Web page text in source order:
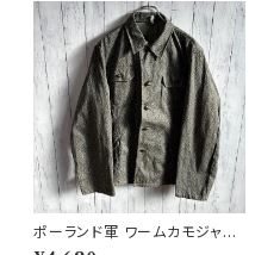
ポーランド軍 ワームカモジャケ
ット ミリタリージャケット ユーロ